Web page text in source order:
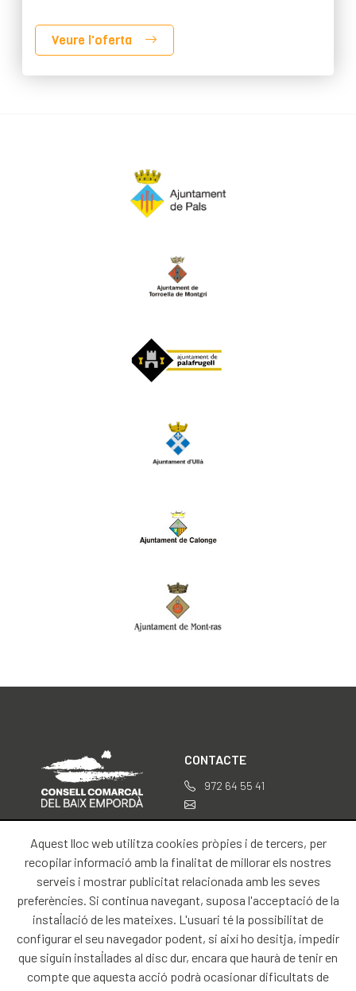
Veure l'oferta
CONTACTE
972 64 55 41
professionals@baixemporda.cat
SOBRE NOSALTRES
Inici
Contacte
INFORMACIÓ LEGAL
Avís legal
Aquest lloc web utilitza cookies pròpies i de tercers, per
recopilar informació amb la finalitat de millorar els nostres
serveis i mostrar publicitat relacionada amb les seves
preferències. Si continua navegant, suposa l'acceptació de la
instal·lació de les mateixes. L'usuari té la possibilitat de
configurar el seu navegador podent, si així ho desitja, impedir
que siguin instal·lades al disc dur, encara que haurà de tenir en
compte que aquesta acció podrà ocasionar dificultats de